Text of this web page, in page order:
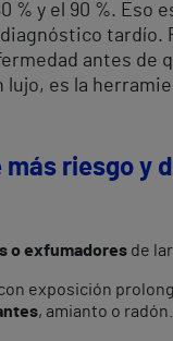
% y el 90 %. Eso
tardío.
antes de
lujo, es la
más riesgo y
o exfumadores de
exposición
, amianto o radón.